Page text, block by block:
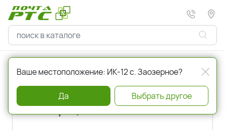
Главная Регистрация
Регистрация
Ваше местоположение: ИК-12 с. Заозерное?
Да Выбрать другое